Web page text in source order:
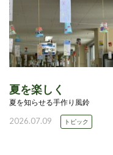
夏を楽しく
夏を知らせる手作り風鈴
2026.07.09 トピック